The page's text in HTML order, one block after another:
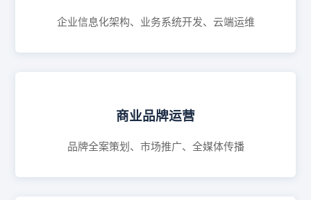
企业信息化架构、业务系统开发、云端运维
商业品牌运营
品牌全案策划、市场推广、全媒体传播